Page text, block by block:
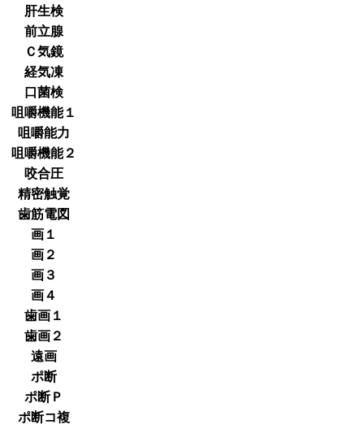
肝生検
前立腺
Ｃ気鏡
経気凍
口菌検
咀嚼機能１
咀嚼能力
咀嚼機能２
咬合圧
精密触覚
歯筋電図
画１
画２
画３
画４
歯画１
歯画２
遠画
ポ断
ポ断Ｐ
ポ断コ複